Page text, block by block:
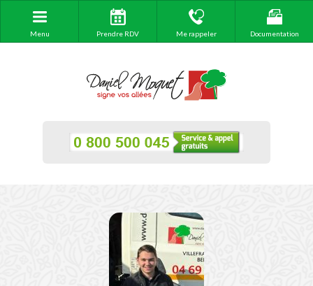
Menu Prendre RDV Me rappeler Documentation